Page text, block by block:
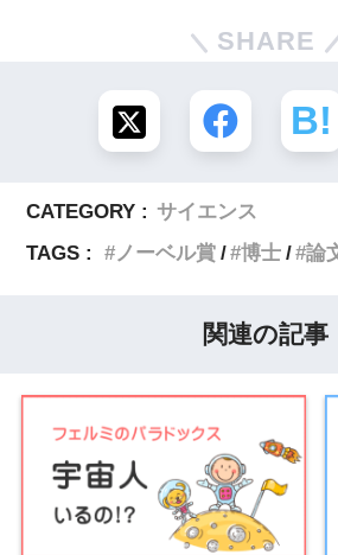
SHARE
CATEGORY : サイエンス
TAGS :
ノーベル賞 博士 論
関連の記事